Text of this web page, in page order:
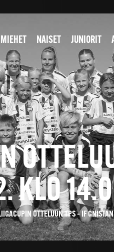
MIEHET NAISET JUNIORIT
KLO
OTTELUUN TPS – IF